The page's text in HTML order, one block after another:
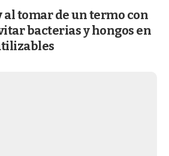
al tomar de un termo con
bacterias y hongos en